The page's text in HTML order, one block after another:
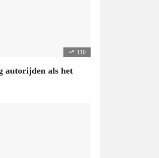
110
autorijden als het